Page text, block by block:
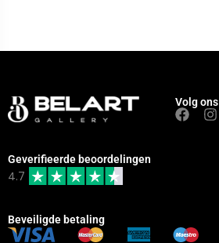
Volg ons
Geverifieerde beoordelingen
4.7
Beveiligde betaling